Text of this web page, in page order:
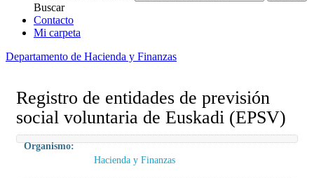
Buscar
Contacto
Mi carpeta
Departamento de Hacienda y Finanzas
Registro de entidades de previsión
social voluntaria de Euskadi (EPSV)
Organismo:
Hacienda y Finanzas